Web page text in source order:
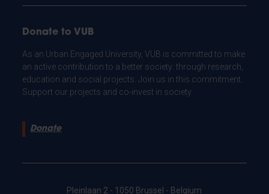
Donate to VUB
As an Urban Engaged University, VUB is committed to make
an active contribution to a better society: through research,
education and social projects. Join us in this commitment.
Support our projects and co-invest in society.
Donate
Pleinlaan 2 - 1050 Brussel - Belgium